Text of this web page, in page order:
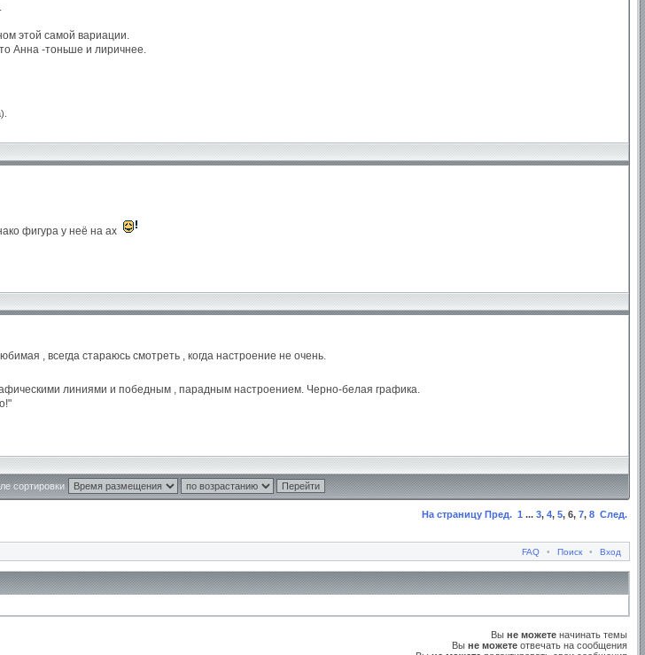
этой самой вариации.
Анна -тоньше и лиричнее.
фигура у неё на ах
, всегда стараюсь смотреть , когда настроение не очень.
линиями и победным , парадным настроением. Черно-белая графика.
сортировки
На страницу Пред. 1 ... 3, 4, 5, 6, 7, 8 След.
FAQ • Поиск • Вход
Вы не можете начинать темы
Вы не можете отвечать на сообщения